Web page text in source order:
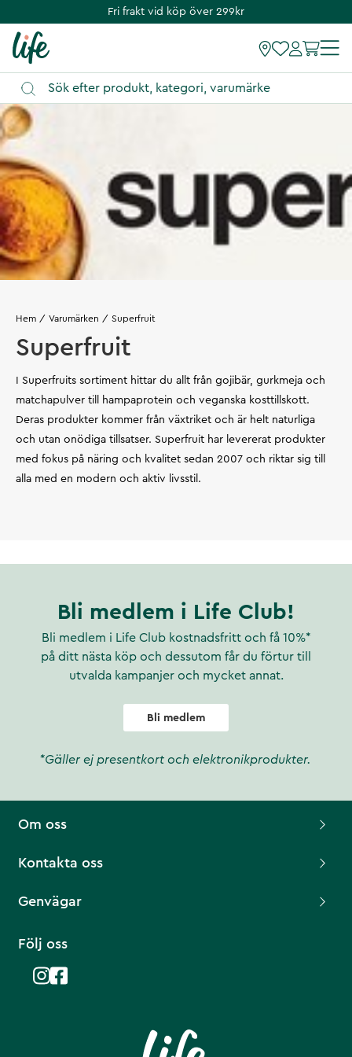
Fri frakt vid köp över 299kr
Hem Varumärken Superfruit
Superfruit
I Superfruits sortiment hittar du allt från gojibär, gurkmeja och
matchapulver till hampaprotein och veganska kosttillskott.
Deras produkter kommer från växtriket och är helt naturliga
och utan onödiga tillsatser. Superfruit har levererat produkter
med fokus på näring och kvalitet sedan 2007 och riktar sig till
alla med en modern och aktiv livsstil.
Bli medlem i Life Club!
Bli medlem i Life Club kostnadsfritt och få 10%*
på ditt nästa köp och dessutom får du förtur till
utvalda kampanjer och mycket annat.
Bli medlem
*Gäller ej presentkort och elektronikprodukter.
Om oss
Kontakta oss
Genvägar
Följ oss